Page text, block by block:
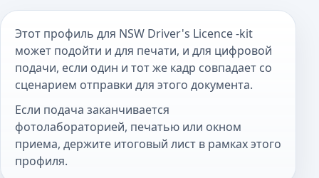
Этот профиль для NSW Driver's Licence -kit
может подойти и для печати, и для цифровой
подачи, если один и тот же кадр совпадает со
сценарием отправки для этого документа.
Если подача заканчивается
фотолабораторией, печатью или окном
приема, держите итоговый лист в рамках этого
профиля.